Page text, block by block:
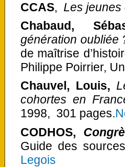
CCAS, Les jeunes
Chabaud,
génération oubliée
de maîtrise
Philippe Poirrier,
Chauvel, Louis,
cohortes en
1998, 301 pages.
CODHOS,
Guide des
Legois